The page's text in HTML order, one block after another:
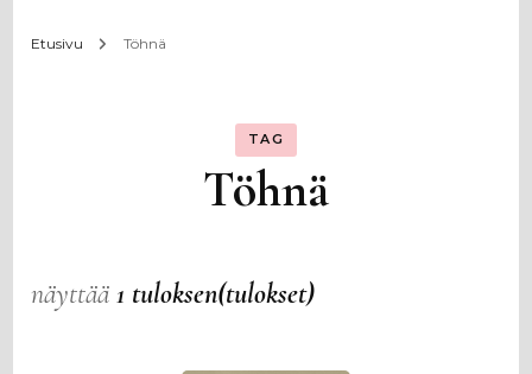
Etusivu Töhnä
TAG
Töhnä
näyttää1 tuloksen(tulokset)